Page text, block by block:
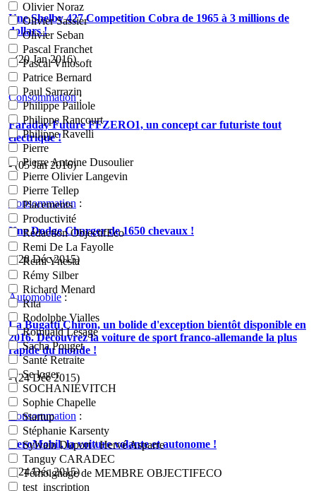
Olivier Noraz
Olivier Sassier
Olivier Seban
Pascal Franchet
Pascal Vinosoft
Patrice Bernard
Paul Sarrazin
Philippe Paillole
Philippe Rancourt
Philippe Ravelli
Pierre
Pierre Antoine Dusoulier
Pierre Olivier Langevin
Pierre Tellep
Placements
Productivité
Rédaction ObjectifEco
Remi De La Fayolle
Remi Ynesta
Rémy Silber
Richard Menard
Rita
Rodolphe Vialles
Romuald Lesage
Sacha Pouget
Santé Retraite
Se loger
SOCHANIEVITCH
Sophie Chapelle
Startup
Stéphanie Karsenty
Sylvain Duport / Hervé Asparre
Tanguy CARADEC
Témoignage de MEMBRE OBJECTIFECO
test_inscription
Une Shelby 427 Competition Cobra de 1965 à 3 millions de
dollars !
- (20 Jan 2016)
Consommation:
Faraday Future FFZERO1, un concept car futuriste tout
électrique !
- (05 Jan 2016)
Consommation :
Une Dodge Charger de 1650 chevaux !
- (28 Déc 2015)
Automobile:
La Bugatti Chiron, un bolide d'exception bientôt disponible en
2016. Découvrez la voiture de sport franco-allemande la plus
rapide du monde !
- (24 Déc 2015)
Consommation :
AeroMobil, la voiture volante et autonome !
- (24 Déc 2015)